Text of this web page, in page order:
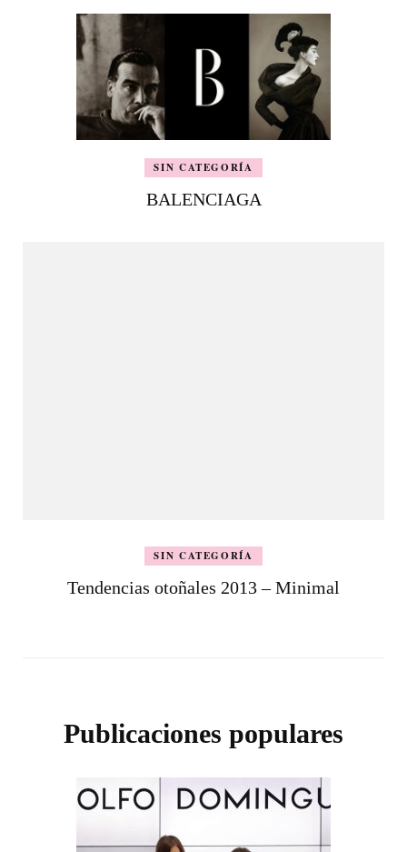
SIN CATEGORÍA
BALENCIAGA
SIN CATEGORÍA
Tendencias otoñales 2013 – Minimal
Publicaciones populares